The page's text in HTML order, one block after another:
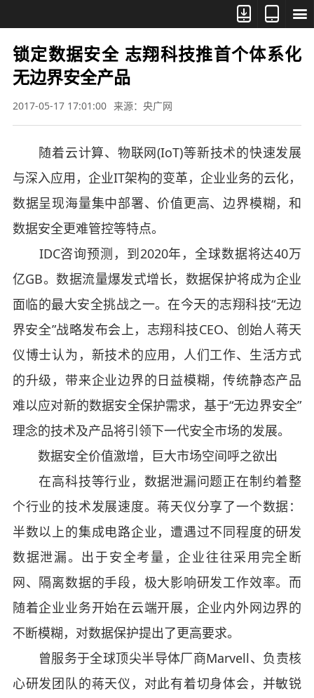



锁定数据安全 志翔科技推首个体系化
无边界安全产品
2017-05-17 17:01:00 来源：央广网
随着云计算、物联网(IoT)等新技术的快速发展
与深入应用，企业IT架构的变革，企业业务的云化，
数据呈现海量集中部署、价值更高、边界模糊，和
数据安全更难管控等特点。
IDC咨询预测，到2020年，全球数据将达40万
亿GB。数据流量爆发式增长，数据保护将成为企业
面临的最大安全挑战之一。在今天的志翔科技“无边
界安全”战略发布会上，志翔科技CEO、创始人蒋天
仪博士认为，新技术的应用，人们工作、生活方式
的升级，带来企业边界的日益模糊，传统静态产品
难以应对新的数据安全保护需求，基于“无边界安全”
理念的技术及产品将引领下一代安全市场的发展。
数据安全价值激增，巨大市场空间呼之欲出
在高科技等行业，数据泄漏问题正在制约着整
个行业的技术发展速度。蒋天仪分享了一个数据：
半数以上的集成电路企业，遭遇过不同程度的研发
数据泄漏。出于安全考量，企业往往采用完全断
网、隔离数据的手段，极大影响研发工作效率。而
随着企业业务开始在云端开展，企业内外网边界的
不断模糊，对数据保护提出了更高要求。
曾服务于全球顶尖半导体厂商Marvell、负责核
心研发团队的蒋天仪，对此有着切身体会，并敏锐